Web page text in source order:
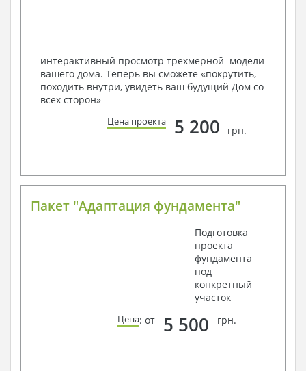
условий, за дополнительную плату.
Получить профессиональную консультацию у
наших специалистов, Вы можете любым
способом связи: закажите обратный звонок,
по viber, e-mail, телефон -
интерактивный просмотр трехмерной модели
вашего дома. Теперь вы сможете «покрутить,
походить внутри, увидеть ваш будущий Дом со
всех сторон»
Цена проекта 5 200 грн.
Пакет "Адаптация фундамента"
Подготовка
проекта
фундамента
под
конкретный
участок
Цена: от 5 500 грн.